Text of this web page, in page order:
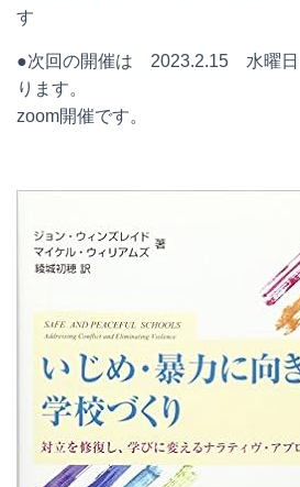
す
●次回の開催は 2023.2.15 水曜
ります。
zoom開催です。